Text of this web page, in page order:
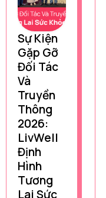
Sự Kiện
Gặp Gỡ
Đối Tác
Và
Truyền
Thông
2026:
LivWell
Định
Hình
Tương
Lai Sức